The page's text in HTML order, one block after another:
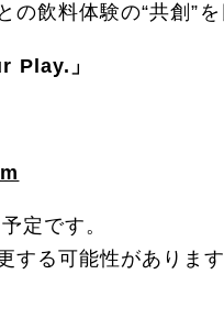
飲料体験の“共創”を
Play. 」
定です。
る可能性があります